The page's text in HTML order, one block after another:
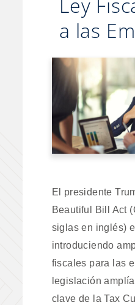
a las
El presidente
Beautiful Bill Act
siglas en inglés)
introduciendo
fiscales para las
legislación
clave de la Tax